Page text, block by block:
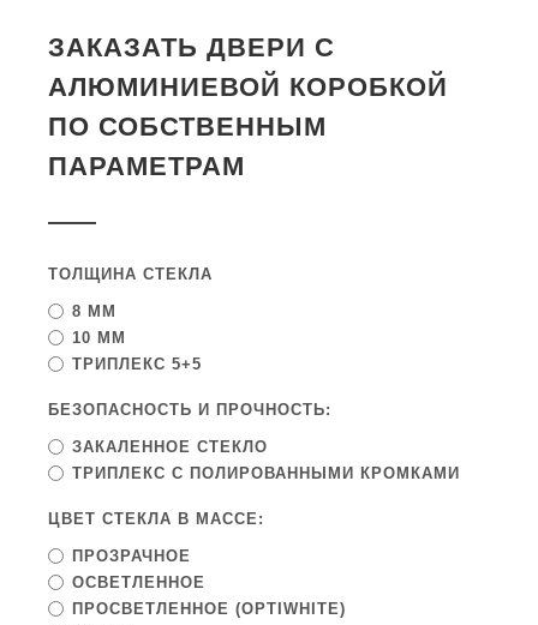
ЗАКАЗАТЬ ДВЕРИ С
АЛЮМИНИЕВОЙ КОРОБКОЙ
ПО СОБСТВЕННЫМ
ПАРАМЕТРАМ
ТОЛЩИНА СТЕКЛА
8 ММ
10 ММ
ТРИПЛЕКС 5+5
БЕЗОПАСНОСТЬ И ПРОЧНОСТЬ:
ЗАКАЛЕННОЕ СТЕКЛО
ТРИПЛЕКС С ПОЛИРОВАННЫМИ КРОМКАМИ
ЦВЕТ СТЕКЛА В МАССЕ:
ПРОЗРАЧНОЕ
ОСВЕТЛЕННОЕ
ПРОСВЕТЛЕННОЕ (OPTIWHITE)